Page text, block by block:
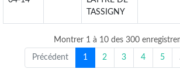
TASSIGNY
Montrer 1 à 10 des 300
Précédent 1 2 3 4 5